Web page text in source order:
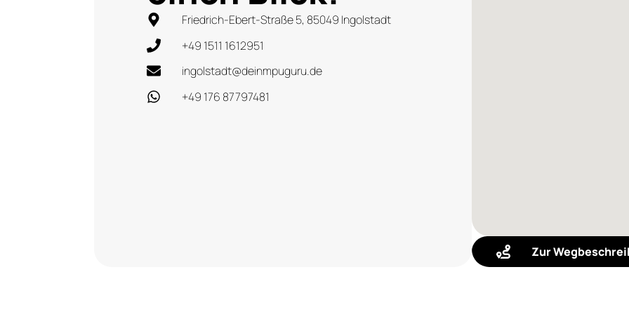
Friedrich-Ebert-Straße 5, 85049 Ingolstadt
+49 1511 1612951
ingolstadt@deinmpuguru.de
+49 176 87797481
Zur